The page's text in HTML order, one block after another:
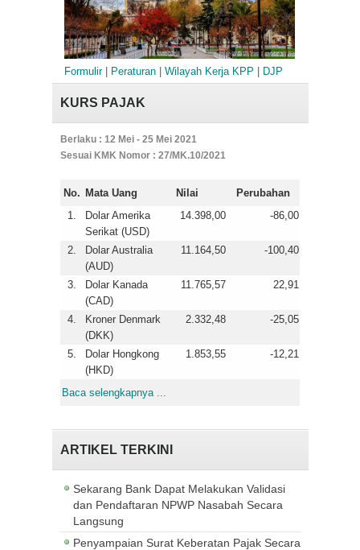
Formulir| Peraturan| Wilayah Kerja KPP | DJP
KURS PAJAK
Berlaku : 12 Mei - 25 Mei 2021
Sesuai KMK Nomor : 27/MK.10/2021
No. Mata Uang Nilai
Perubahan
1.
Dolar Amerika
Serikat (USD)
14.398,00 -86,00
2.
Dolar Australia
(AUD)
11.164,50 -100,40
3.
Dolar Kanada
(CAD)
11.765,57 22,91
4.
Kroner Denmark
(DKK)
2.332,48 -25,05
5.
Dolar Hongkong
(HKD)
1.853,55 -12,21
Baca selengkapnya ...
ARTIKEL TERKINI
Sekarang Bank Dapat Melakukan Validasi
dan Pendaftaran NPWP Nasabah Secara
Langsung
Penyampaian Surat Keberatan Pajak Secara